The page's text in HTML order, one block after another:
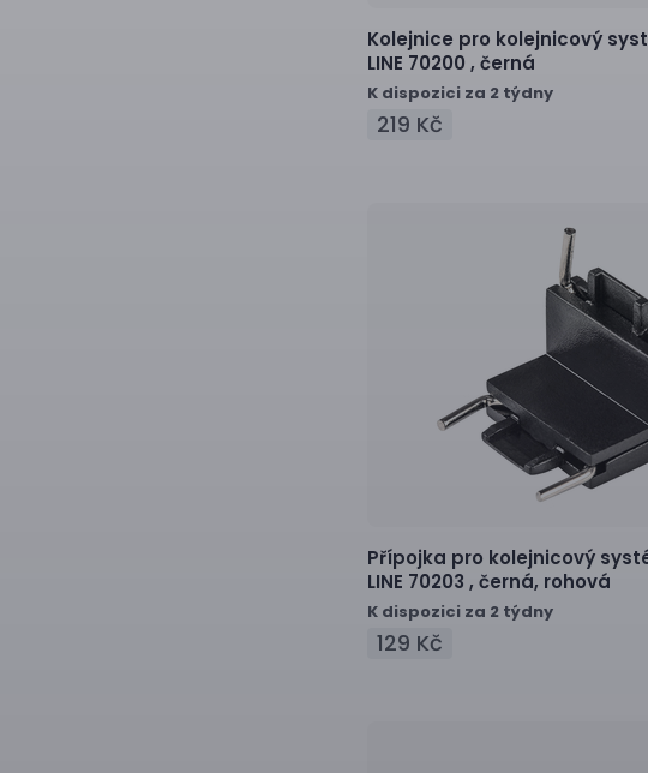
Kolejnice pro kolejnicový
LINE 70200 , černá
K dispozici za 2 týdny
219 Kč
Přípojka pro kolejnicový
LINE 70203 , černá, rohová
K dispozici za 2 týdny
129 Kč